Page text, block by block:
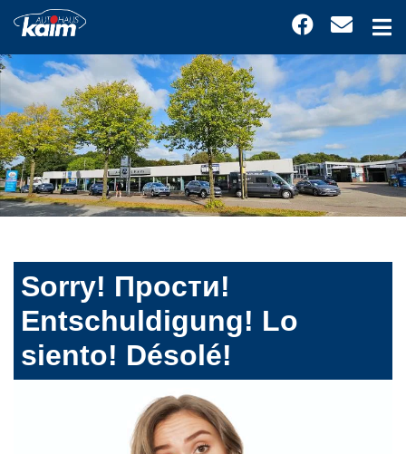
Sorry! Прости!
Entschuldigung! Lo
siento! Désolé!